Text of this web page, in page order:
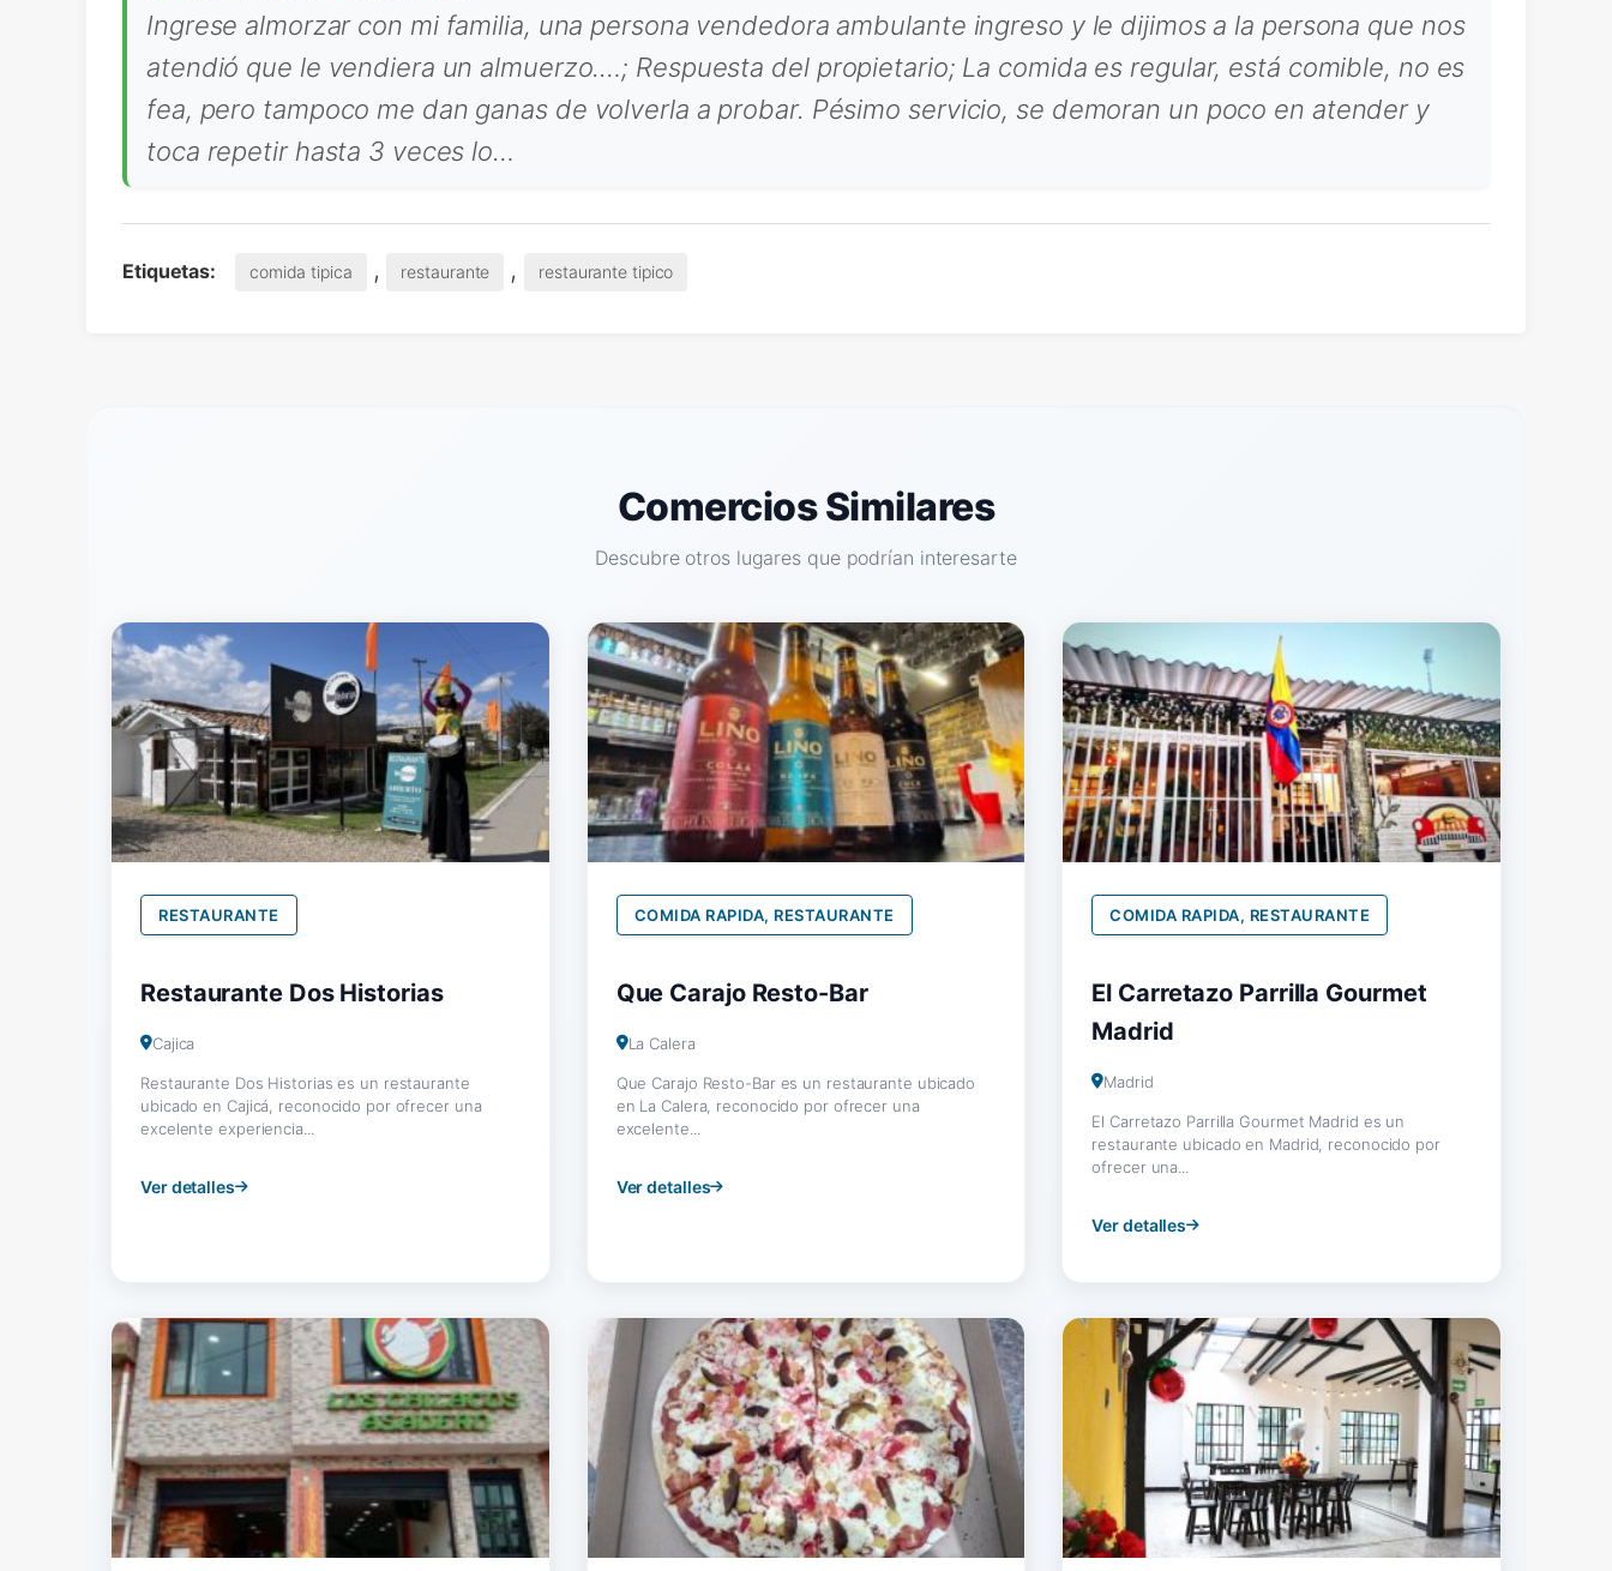
Ingrese almorzar con mi familia, una persona vendedora ambulante ingreso y le dijimos a la persona que nos
atendió que le vendiera un almuerzo.…; Respuesta del propietario; La comida es regular, está comible, no es
fea, pero tampoco me dan ganas de volverla a probar. Pésimo servicio, se demoran un poco en atender y
toca repetir hasta 3 veces lo…
Etiquetas: comida tipica , restaurante , restaurante tipico
Comercios Similares
Descubre otros lugares que podrían interesarte
RESTAURANTE
Restaurante Dos Historias
Cajica
Restaurante Dos Historias es un restaurante
ubicado en Cajicá, reconocido por ofrecer una
excelente experiencia...
Ver detalles
COMIDA RAPIDA, RESTAURANTE
Que Carajo Resto-Bar
La Calera
Que Carajo Resto-Bar es un restaurante ubicado
en La Calera, reconocido por ofrecer una
excelente...
Ver detalles
COMIDA RAPIDA, RESTAURANTE
El Carretazo Parrilla Gourmet
Madrid
Madrid
El Carretazo Parrilla Gourmet Madrid es un
restaurante ubicado en Madrid, reconocido por
ofrecer una...
Ver detalles